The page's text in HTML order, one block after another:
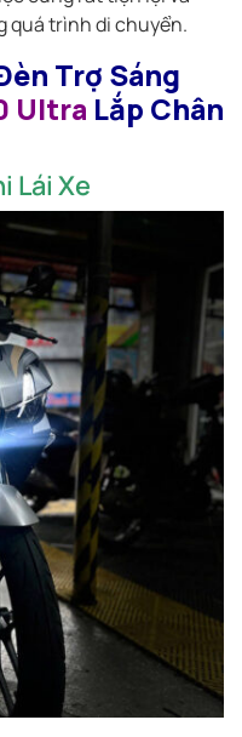
quá trình di chuyển.
Trợ Sáng
Ultra Lắp Chân
Lái Xe